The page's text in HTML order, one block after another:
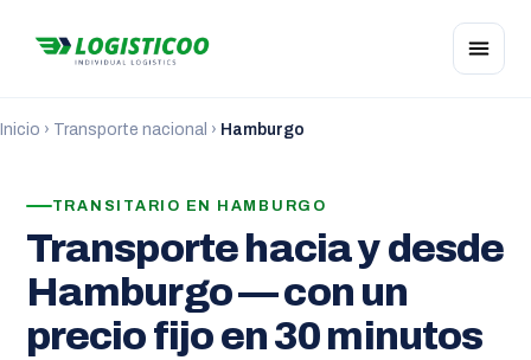
Inicio › Transporte nacional › Hamburgo
TRANSITARIO EN HAMBURGO
Transporte hacia y desde
Hamburgo — con un
precio fijo en 30 minutos